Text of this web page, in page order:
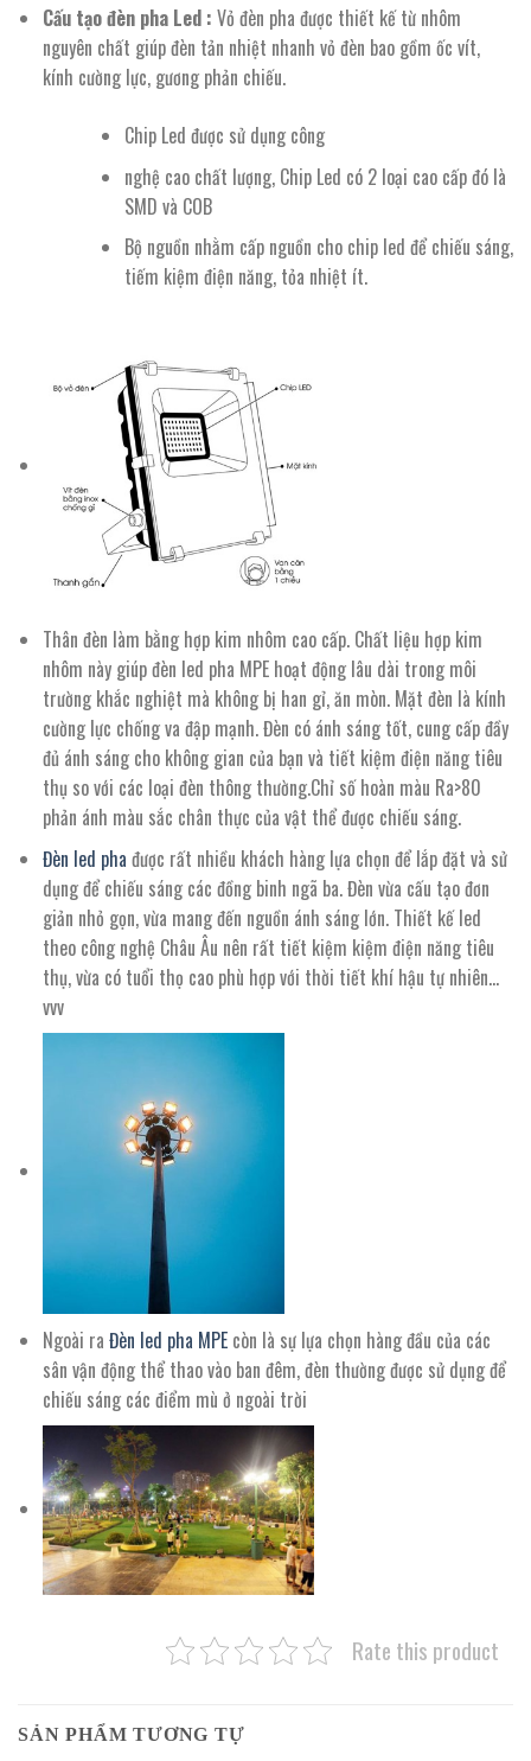
Cấu tạo đèn pha Led : Vỏ đèn pha được thiết kế từ nhôm
nguyên chất giúp đèn tản nhiệt nhanh vỏ đèn bao gồm ốc vít,
kính cường lực, gương phản chiếu.
Chip Led được sử dụng công
nghệ cao chất lượng, Chip Led có 2 loại cao cấp đó là
SMD và COB
Bộ nguồn nhằm cấp nguồn cho chip led để chiếu sáng,
tiếm kiệm điện năng, tỏa nhiệt ít.
Thân đèn làm bằng hợp kim nhôm cao cấp. Chất liệu hợp kim
nhôm này giúp đèn led pha MPE hoạt động lâu dài trong môi
trường khắc nghiệt mà không bị han gỉ, ăn mòn. Mặt đèn là kính
cường lực chống va đập mạnh. Đèn có ánh sáng tốt, cung cấp đầy
đủ ánh sáng cho không gian của bạn và tiết kiệm điện năng tiêu
thụ so với các loại đèn thông thường.Chỉ số hoàn màu Ra>80
phản ánh màu sắc chân thực của vật thể được chiếu sáng.
Đèn led pha được rất nhiều khách hàng lựa chọn để lắp đặt và sử
dụng để chiếu sáng các đồng binh ngã ba. Đèn vừa cấu tạo đơn
giản nhỏ gọn, vừa mang đến nguồn ánh sáng lớn. Thiết kế led
theo công nghệ Châu Âu nên rất tiết kiệm kiệm điện năng tiêu
thụ, vừa có tuổi thọ cao phù hợp với thời tiết khí hậu tự nhiên…
vvv
Ngoài ra Đèn led pha MPE còn là sự lựa chọn hàng đầu của các
sân vận động thể thao vào ban đêm, đèn thường được sử dụng để
chiếu sáng các điểm mù ở ngoài trời
Rate this product
SẢN PHẨM TƯƠNG TỰ